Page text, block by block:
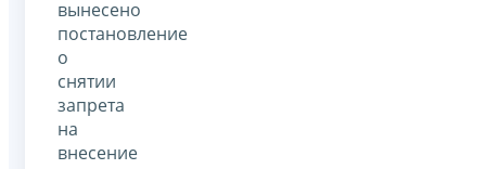
вынесено
постановление
о
снятии
запрета
на
внесение